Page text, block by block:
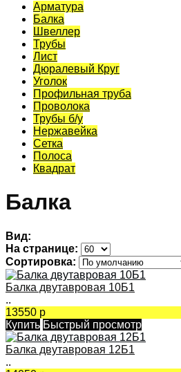
Арматура
Балка
Швеллер
Трубы
Лист
Дюралевый Круг
Уголок
Профильная труба
Проволока
Трубы б/у
Нержавейка
Сетка
Полоса
Квадрат
Балка
Вид:
На странице:
Сортировка:
Балка двутавровая 10Б1
..
13550 р
Купить Быстрый просмотр
Балка двутавровая 12Б1
..